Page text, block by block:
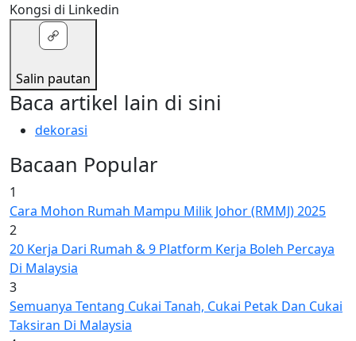
Kongsi di Linkedin
Salin pautan
Baca artikel lain di sini
dekorasi
Bacaan Popular
1
Cara Mohon Rumah Mampu Milik Johor (RMMJ) 2025
2
20 Kerja Dari Rumah & 9 Platform Kerja Boleh Percaya
Di Malaysia
3
Semuanya Tentang Cukai Tanah, Cukai Petak Dan Cukai
Taksiran Di Malaysia